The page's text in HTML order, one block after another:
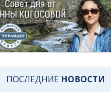
ПОСЛЕДНИЕ НОВОСТИ